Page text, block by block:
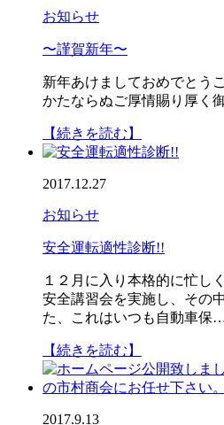
お知らせ
〜謹賀新年〜
新年あけましておめでとう
かたならぬご厚情賜り厚
【続きを読む】
2017.12.27
お知らせ
安全運転適性診断!!
１２月に入り本格的に忙し
安全講習会を実施し、その
た、これはいつも自動車保
【続きを読む】
2017.9.13